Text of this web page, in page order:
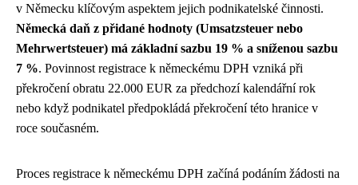
v Německu klíčovým aspektem jejich podnikatelské činnosti.
Německá daň z přidané hodnoty (Umsatzsteuer nebo
Mehrwertsteuer) má základní sazbu 19 % a sníženou sazbu
7 %. Povinnost registrace k německému DPH vzniká při
překročení obratu 22.000 EUR za předchozí kalendářní rok
nebo když podnikatel předpokládá překročení této hranice v
roce současném.
Proces registrace k německému DPH začíná podáním žádosti na